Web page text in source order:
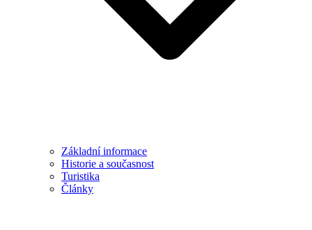
Základní informace
Historie a současnost
Turistika
Články